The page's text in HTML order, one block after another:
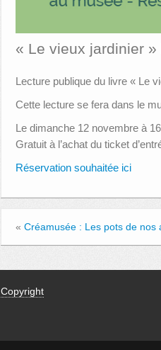
« Le vieux jardinier »
Lecture publique du livre « Le
Cette lecture se fera dans le
Le dimanche 12 novembre à
Gratuit à l’achat du ticket
Réservation souhaitée ici
« Créamusée : Les pots de nos
Copyright